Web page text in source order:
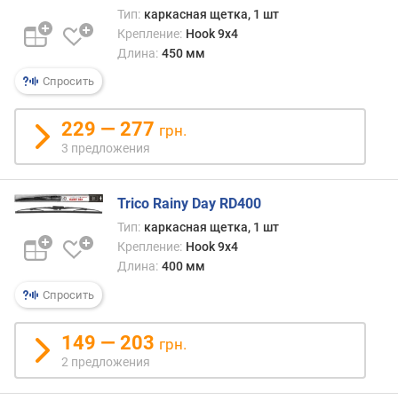
о
г
(
)
Спросить
Тип: каркасная щетка, 1 шт
Крепление: Hook 9x4
Длина: 450 мм
229 — 277 грн.
3 предложения
Спросить
Trico Rainy Day RD400
Тип: каркасная щетка, 1 шт
Крепление: Hook 9x4
Длина: 400 мм
149 — 203 грн.
2 предложения